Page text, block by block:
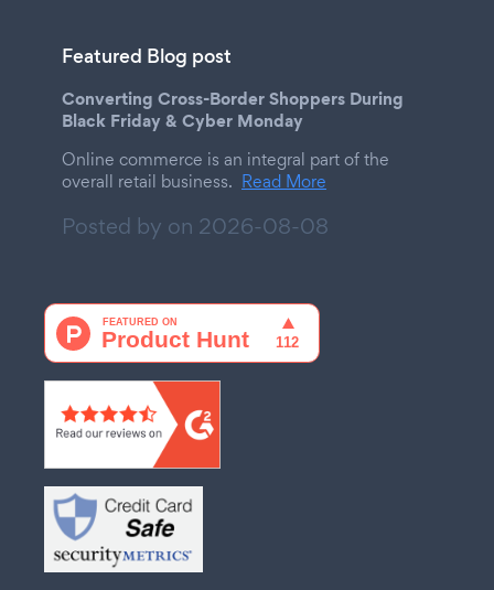
Featured Blog post
Converting Cross-Border Shoppers During
Black Friday & Cyber Monday
Online commerce is an integral part of the
overall retail business. Read More
Posted by on 2026-08-08